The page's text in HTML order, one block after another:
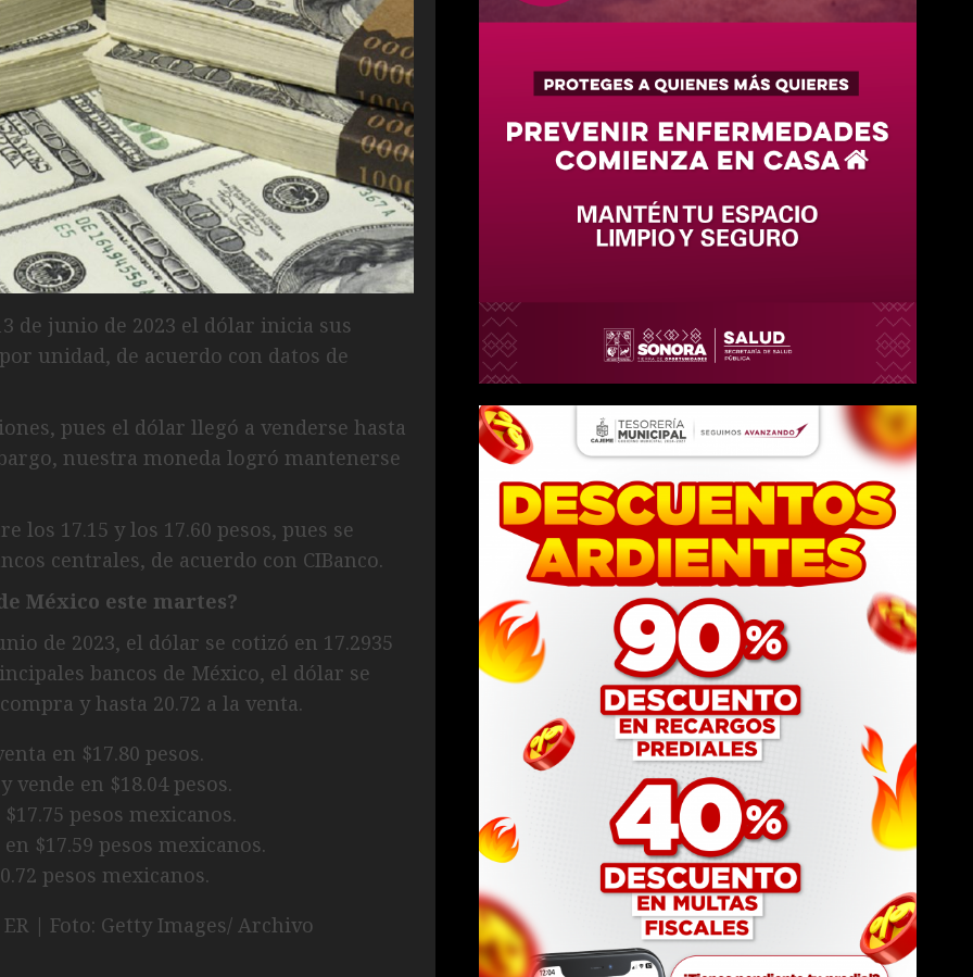
de junio de 2023 el dólar inicia sus
unidad, de acuerdo con datos de
pues el dólar llegó a venderse hasta
nuestra moneda logró mantenerse
17.15 y los 17.60 pesos, pues se
centrales, de acuerdo con CIBanco.
México este martes?
de 2023, el dólar se cotizó en 17.2935
bancos de México, el dólar se
y hasta 20.72 a la venta.
en $17.80 pesos.
vende en $18.04 pesos.
pesos mexicanos.
$17.59 pesos mexicanos.
pesos mexicanos.
| Foto: Getty Images/ Archivo